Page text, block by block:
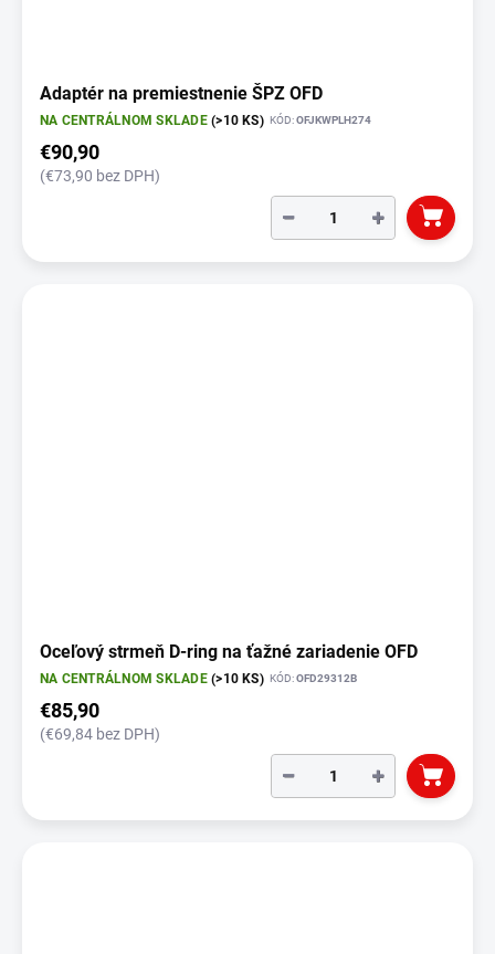
Adaptér na premiestnenie ŠPZ OFD
NA CENTRÁLNOM SKLADE(>10 KS) KÓD:OFJKWPLH274
€90,90
(€73,90 bez DPH)
+
−
Oceľový strmeň D-ring na ťažné zariadenie OFD
NA CENTRÁLNOM SKLADE(>10 KS) KÓD:OFD29312B
€85,90
(€69,84 bez DPH)
+
−